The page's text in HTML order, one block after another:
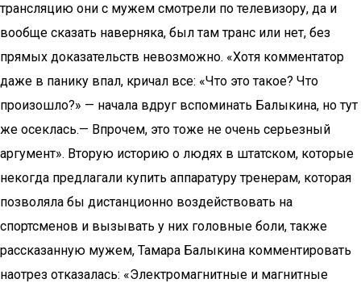
трансляцию они с мужем смотрели по телевизору, да и
вообще сказать наверняка, был там транс или нет, без
прямых доказательств невозможно. «Хотя комментатор
даже в панику впал, кричал все: «Что это такое? Что
произошло?» — начала вдруг вспоминать Балыкина, но тут
же осеклась.— Впрочем, это тоже не очень серьезный
аргумент». Вторую историю о людях в штатском, которые
некогда предлагали купить аппаратуру тренерам, которая
позволяла бы дистанционно воздействовать на
спортсменов и вызывать у них головные боли, также
рассказанную мужем, Тамара Балыкина комментировать
наотрез отказалась: «Электромагнитные и магнитные